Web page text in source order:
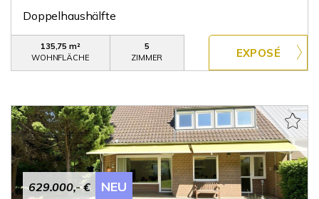
Doppelhaushälfte
135,75 m²
WOHNFLÄCHE
5
ZIMMER
629.000,- € NEU